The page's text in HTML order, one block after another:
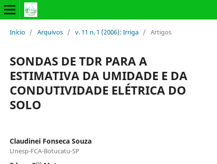
Início / Arquivos / v. 11 n. 1 (2006): Irriga / Artigos
SONDAS DE TDR PARA A
ESTIMATIVA DA UMIDADE E DA
CONDUTIVIDADE ELÉTRICA DO
SOLO
Claudinei Fonseca Souza
Unesp-FCA-Botucatu-SP